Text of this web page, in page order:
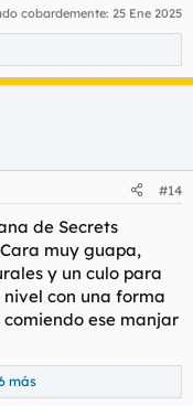
cobardemente: 25 Ene 2025
#14
de Secrets
muy guapa,
y un culo para
con una forma
ese manjar
más